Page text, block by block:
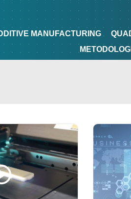
DI PROGETTAZIONE
MANUFACTURING